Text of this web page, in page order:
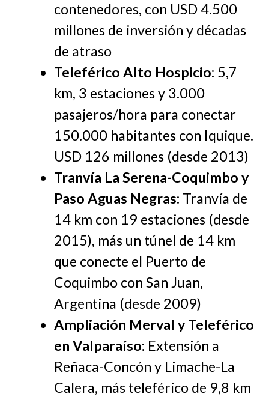
contenedores, con USD 4.500
millones de inversión y décadas
de atraso
Teleférico Alto Hospicio: 5,7
km, 3 estaciones y 3.000
pasajeros/hora para conectar
150.000 habitantes con Iquique.
USD 126 millones (desde 2013)
Tranvía La Serena-Coquimbo y
Paso Aguas Negras: Tranvía de
14 km con 19 estaciones (desde
2015), más un túnel de 14 km
que conecte el Puerto de
Coquimbo con San Juan,
Argentina (desde 2009)
Ampliación Merval y Teleférico
en Valparaíso: Extensión a
Reñaca-Concón y Limache-La
Calera, más teleférico de 9,8 km